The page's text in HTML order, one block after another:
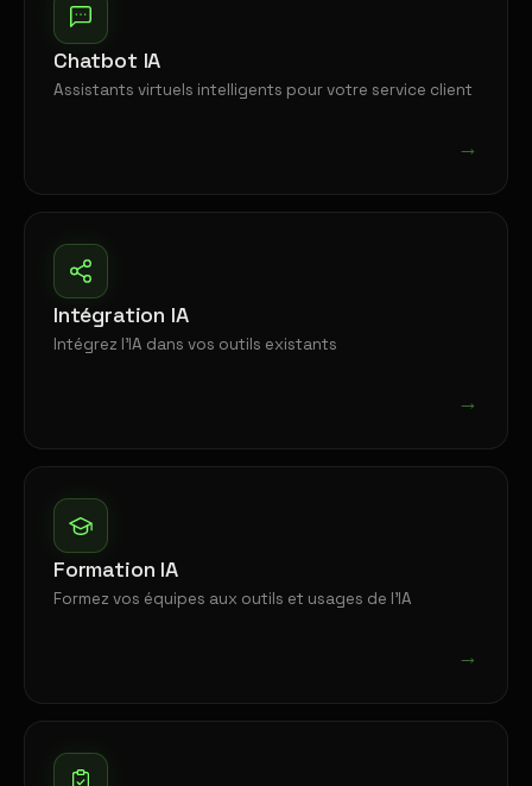
Chatbot IA
Assistants virtuels intelligents pour votre service client
→
Intégration IA
Intégrez l'IA dans vos outils existants
→
Formation IA
Formez vos équipes aux outils et usages de l'IA
→